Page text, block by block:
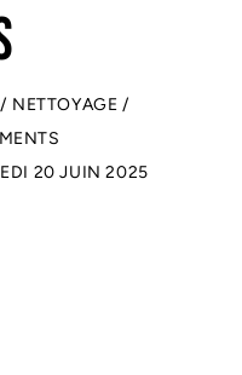
/ NETTOYAGE /
20 JUIN 2025